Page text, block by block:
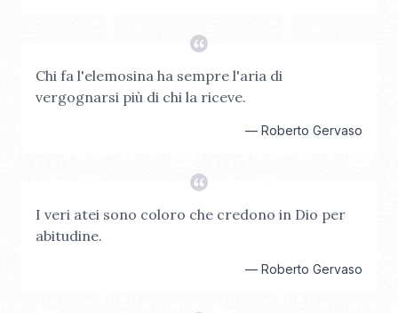
Chi fa l'elemosina ha sempre l'aria di
vergognarsi più di chi la riceve.
— Roberto Gervaso
I veri atei sono coloro che credono in Dio per
abitudine.
— Roberto Gervaso